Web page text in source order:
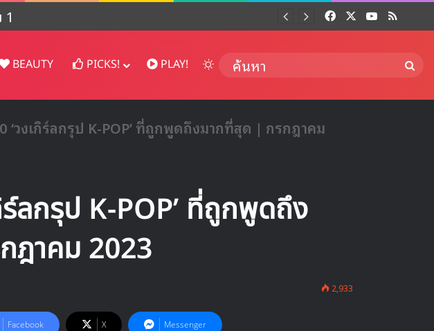
FacebookYouTube
RSS
BEAUTY PICKS! PLAY! Switch skin
‘วงเกิร์ลกรุป K-POP’ ที่ถูกพูดถึงมากที่สุด | กรกฎาคม
ร์ลกรุป K-POP’ ที่ถูกพูดถึง
ฎาคม 2023
2,933
Facebook X Messenger